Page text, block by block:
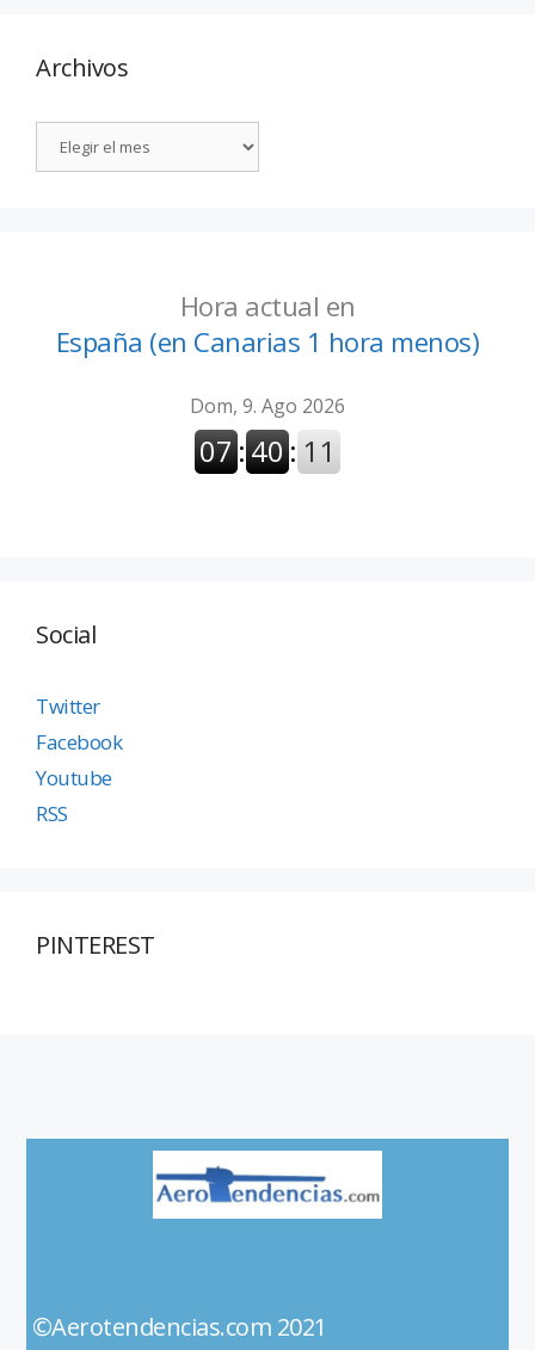
Archivos
Hora actual en
España (en Canarias 1 hora menos)
Social
Twitter
Facebook
Youtube
RSS
PINTEREST
©Aerotendencias.com 2021